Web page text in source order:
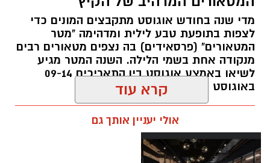
במהלך הפעילות יכירו המשתתפים את הטבע
הייחודי של אזור שפך נחל אלכסנדר, את בעלי
החיים והצמחים המאפיינים אותו ואת המערכת
האקולוגית המקומית. בהמשך יגיעו למרכז החינוך
הימי "מגלים" של אקואושן, שם יוכלו להתבונן בדגם
חי של חוף סלעי בישראל ולהכיר מקרוב את בעלי
החיים הימיים החיים בו. במהלך הסיור ייחשפו גם
לאתגרים המשפיעים על הסביבה הימית, ובהם
פסולת ובעיקר פלסטיק, וילמדו באופן חווייתי כיצד
מדי שנה בחודש אוגוסט מתקבצים המונים כדי
לצפות בתופעת טבע לילית ומדהימה "מטר
המטאורים" (פרסאידים) בה נצפים מטאורים רבים
מנקודה אחת בשמי הלילה. השנה המטר מגיע
לשיאו באמצע אוגוסט בין התאריכים 09-14
באוגוסט 2026.
תגים:מטר המטאורים
קרא עוד
אולי יעניין אותך גם